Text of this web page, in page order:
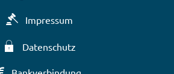
Impressum
Datenschutz